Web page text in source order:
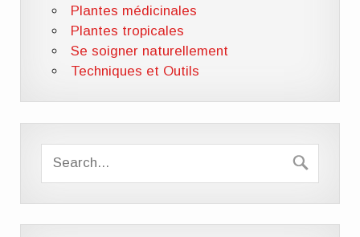
Plantes médicinales
Plantes tropicales
Se soigner naturellement
Techniques et Outils